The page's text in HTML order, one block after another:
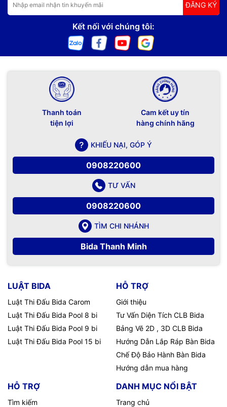
ĐĂNG KÝ
Kết nối với chúng tôi:
Thanh toán
tiện lợi
Cam kết uy tín
hàng chính hãng
KHIẾU NẠI, GÓP Ý
0908220600
TƯ VẤN
0908220600
TÌM CHI NHÁNH
Bida Thanh Minh
LUẬT BIDA
Luật Thi Đấu Bida Carom
Luật Thi Đấu Bida Pool 8 bi
Luật Thi Đấu Bida Pool 9 bi
Luật Thi Đấu Bida Pool 15 bi
HỖ TRỢ
Giới thiệu
Tư Vấn Diện Tích CLB Bida
Bảng Vẽ 2D , 3D CLB Bida
Hướng Dẫn Lắp Ráp Bàn Bida
Chế Độ Bảo Hành Bàn Bida
Hướng dẫn mua hàng
HỖ TRỢ
Tìm kiếm
DANH MỤC NỔI BẬT
Trang chủ